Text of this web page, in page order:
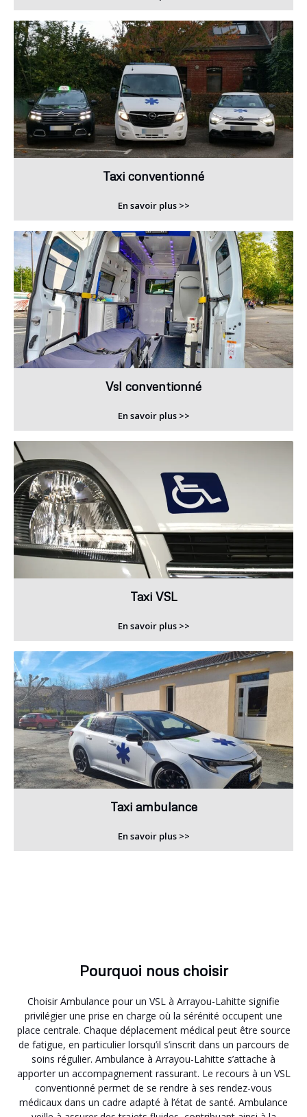
Taxi conventionné
En savoir plus >>
Vsl conventionné
En savoir plus >>
Taxi VSL
En savoir plus >>
Taxi ambulance
En savoir plus >>
Pourquoi nous choisir
Choisir Ambulance pour un VSL à Arrayou-Lahitte signifie
privilégier une prise en charge où la sérénité occupent une
place centrale. Chaque déplacement médical peut être source
de fatigue, en particulier lorsqu’il s’inscrit dans un parcours de
soins régulier. Ambulance à Arrayou-Lahitte s’attache à
apporter un accompagnement rassurant. Le recours à un VSL
conventionné permet de se rendre à ses rendez-vous
médicaux dans un cadre adapté à l’état de santé. Ambulance